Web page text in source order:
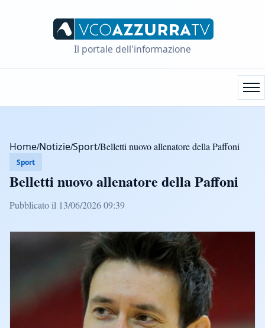
Il portale dell'informazione
Home/Notizie/Sport/Belletti nuovo allenatore della Paffoni
Sport
Belletti nuovo allenatore della Paffoni
Pubblicato il 13/06/2026 09:39